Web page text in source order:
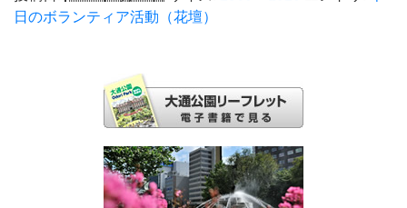
日のボランティア活動（花壇）